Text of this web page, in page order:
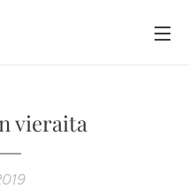
vieraita